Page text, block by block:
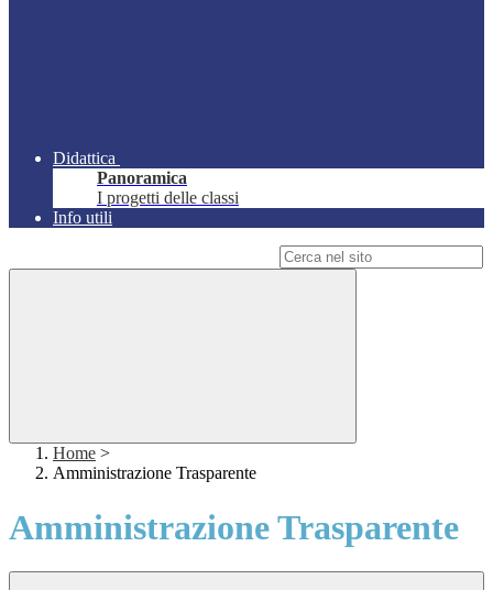
Didattica
Panoramica
I progetti delle classi
Info utili
Home >
Amministrazione Trasparente
Amministrazione Trasparente